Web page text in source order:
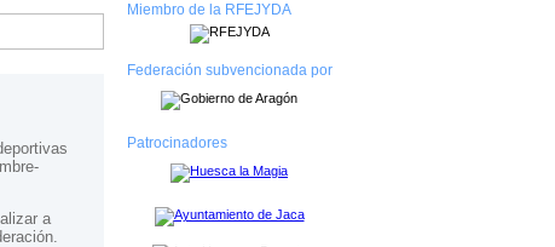
a
Miembro de la RFEJYDA
Federación subvencionada por
Patrocinadores